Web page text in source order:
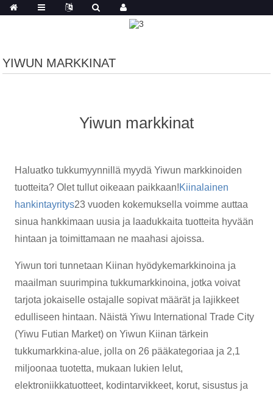
YIWUN MARKKINAT
Yiwun markkinat
Haluatko tukkumyynnillä myydä Yiwun markkinoiden
tuotteita? Olet tullut oikeaan paikkaan!Kiinalainen
hankintayritys23 vuoden kokemuksella voimme auttaa
sinua hankkimaan uusia ja laadukkaita tuotteita hyvään
hintaan ja toimittamaan ne maahasi ajoissa.
Yiwun tori tunnetaan Kiinan hyödykemarkkinoina ja
maailman suurimpina tukkumarkkinoina, jotka voivat
tarjota jokaiselle ostajalle sopivat määrät ja lajikkeet
edulliseen hintaan. Näistä Yiwu International Trade City
(Yiwu Futian Market) on Yiwun Kiinan tärkein
tukkumarkkina-alue, jolla on 26 pääkategoriaa ja 2,1
miljoonaa tuotetta, mukaan lukien lelut,
elektroniikkatuotteet, kodintarvikkeet, korut, sisustus ja